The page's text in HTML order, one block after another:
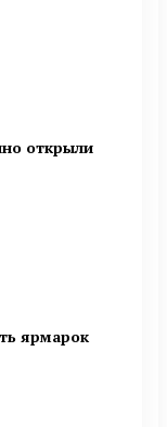
открыли
ярмарок